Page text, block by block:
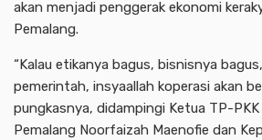
akan menjadi penggerak ekonomi
Pemalang.
“Kalau etikanya bagus, bisnisnya
pemerintah, insyaallah koperasi akan
pungkasnya, didampingi Ketua TP-
Pemalang Noorfaizah Maenofie dan